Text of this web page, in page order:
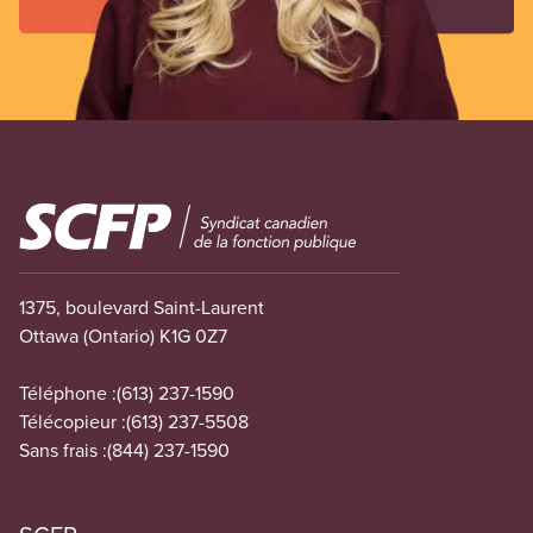
Image
1375, boulevard Saint-Laurent
Ottawa (Ontario) K1G 0Z7
Téléphone :(613) 237-1590
Télécopieur :(613) 237-5508
Sans frais :(844) 237-1590